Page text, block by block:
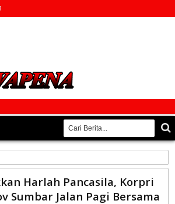
Harlah Pancasila, Korpri
Sumbar Jalan Pagi Bersama